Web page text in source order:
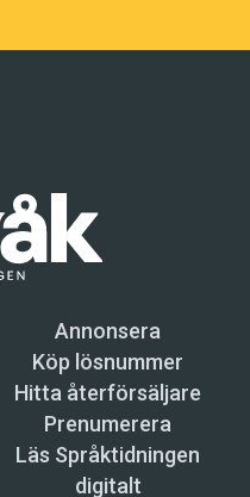
Annonsera
Köp lösnummer
Hitta återförsäljare
Prenumerera
Läs Språktidningen
digitalt